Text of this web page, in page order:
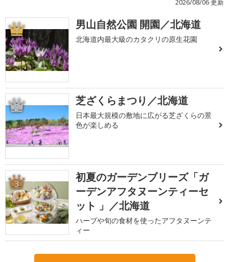
2026/08/06 更新
1 男山自然公園 開園／北海道
北海道内最大級のカタクリの原生花園
2 芝ざくらまつり／北海道
日本最大規模の敷地に広がる芝ざくらの景
色が楽しめる
3
初夏のガーデンブリーズ「ガ
ーデンアフタヌーンティーセ
ット 」／北海道
ハーブや旬の食材を使ったアフタヌーンテ
ィー